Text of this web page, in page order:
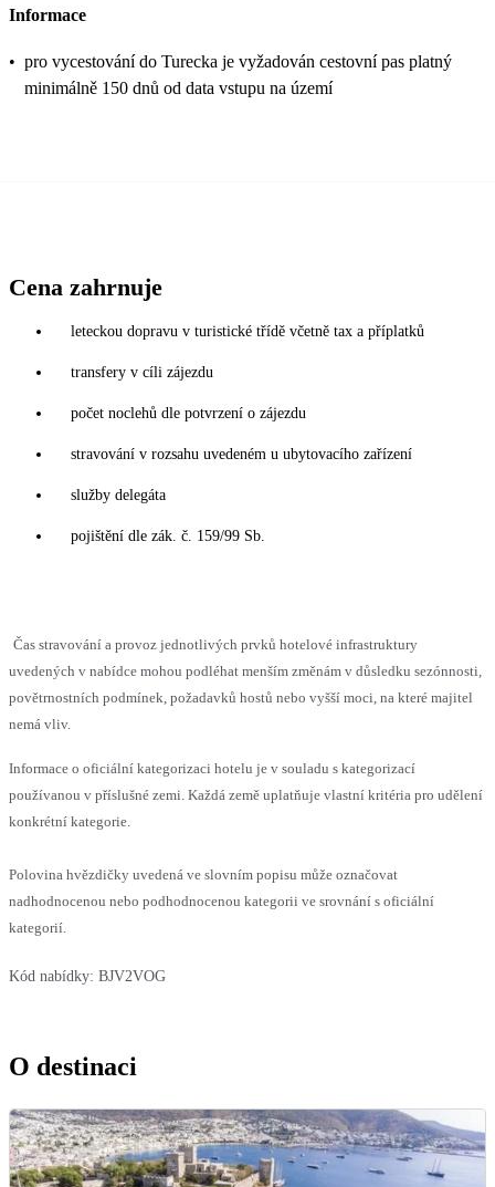
Informace
• pro vycestování do Turecka je vyžadován cestovní pas platný
minimálně 150 dnů od data vstupu na území
Cena zahrnuje
leteckou dopravu v turistické třídě včetně tax a příplatků
transfery v cíli zájezdu
počet noclehů dle potvrzení o zájezdu
stravování v rozsahu uvedeném u ubytovacího zařízení
služby delegáta
pojištění dle zák. č. 159/99 Sb.
Čas stravování a provoz jednotlivých prvků hotelové infrastruktury
uvedených v nabídce mohou podléhat menším změnám v důsledku sezónnosti,
povětrnostních podmínek, požadavků hostů nebo vyšší moci, na které majitel
nemá vliv.
Informace o oficiální kategorizaci hotelu je v souladu s kategorizací
používanou v příslušné zemi. Každá země uplatňuje vlastní kritéria pro udělení
konkrétní kategorie.
Polovina hvězdičky uvedená ve slovním popisu může označovat
nadhodnocenou nebo podhodnocenou kategorii ve srovnání s oficiální
kategorií.
Kód nabídky: BJV2VOG
O destinaci